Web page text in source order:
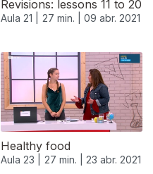
Revisions: lessons 11 to 20
Aula 21 | 27 min. | 09 abr. 2021
Healthy food
Aula 23 | 27 min. | 23 abr. 2021